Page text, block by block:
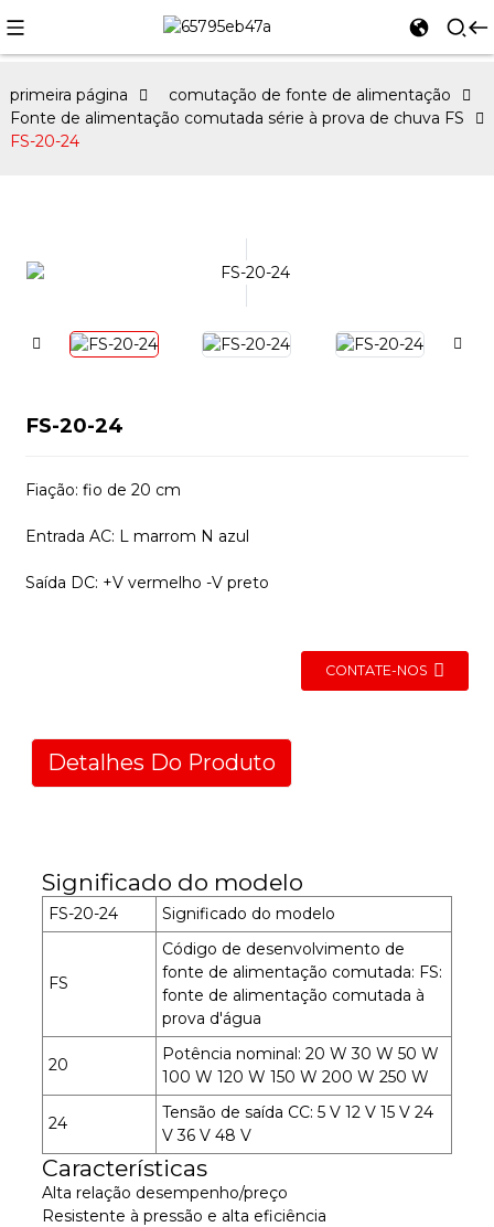
primeira página
comutação de fonte de alimentação
Fonte de alimentação comutada série à prova de chuva FS
FS-20-24
FS-20-24
Fiação: fio de 20 cm
Entrada AC: L marrom N azul
Saída DC: +V vermelho -V preto
CONTATE-NOS
Detalhes Do Produto
Significado do modelo
FS-20-24 Significado do modelo
FS
Código de desenvolvimento de
fonte de alimentação comutada: FS:
fonte de alimentação comutada à
prova d'água
20
Potência nominal: 20 W 30 W 50 W
100 W 120 W 150 W 200 W 250 W
24
Tensão de saída CC: 5 V 12 V 15 V 24
V 36 V 48 V
Características
Alta relação desempenho/preço
Resistente à pressão e alta eficiência